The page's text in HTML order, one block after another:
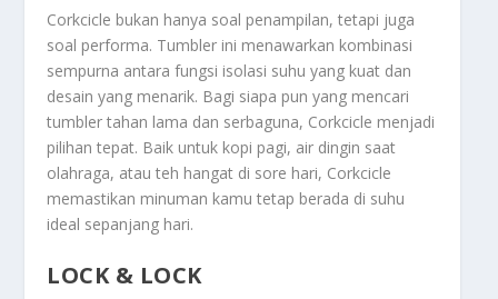
Corkcicle bukan hanya soal penampilan, tetapi juga
soal performa. Tumbler ini menawarkan kombinasi
sempurna antara fungsi isolasi suhu yang kuat dan
desain yang menarik. Bagi siapa pun yang mencari
tumbler tahan lama dan serbaguna, Corkcicle menjadi
pilihan tepat. Baik untuk kopi pagi, air dingin saat
olahraga, atau teh hangat di sore hari, Corkcicle
memastikan minuman kamu tetap berada di suhu
ideal sepanjang hari.
LOCK & LOCK